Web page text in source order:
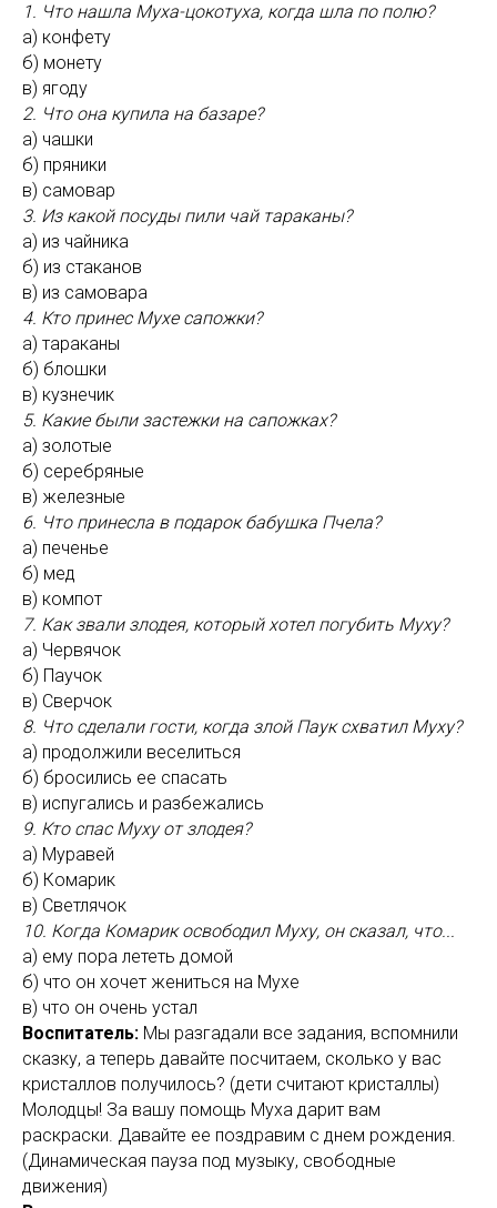
1. Что нашла Муха-цокотуха, когда шла по полю?
а) конфету
б) монету
в) ягоду
2. Что она купила на базаре?
а) чашки
б) пряники
в) самовар
3. Из какой посуды пили чай тараканы?
а) из чайника
б) из стаканов
в) из самовара
4. Кто принес Мухе сапожки?
а) тараканы
б) блошки
в) кузнечик
5. Какие были застежки на сапожках?
а) золотые
б) серебряные
в) железные
6. Что принесла в подарок бабушка Пчела?
а) печенье
б) мед
в) компот
7. Как звали злодея, который хотел погубить Муху?
а) Червячок
б) Паучок
в) Сверчок
8. Что сделали гости, когда злой Паук схватил Муху?
а) продолжили веселиться
б) бросились ее спасать
в) испугались и разбежались
9. Кто спас Муху от злодея?
а) Муравей
б) Комарик
в) Светлячок
10. Когда Комарик освободил Муху, он сказал, что...
а) ему пора лететь домой
б) что он хочет жениться на Мухе
в) что он очень устал
Воспитатель: Мы разгадали все задания, вспомнили
сказку, а теперь давайте посчитаем, сколько у вас
кристаллов получилось? (дети считают кристаллы)
Молодцы! За вашу помощь Муха дарит вам
раскраски. Давайте ее поздравим с днем рождения.
(Динамическая пауза под музыку, свободные
движения)